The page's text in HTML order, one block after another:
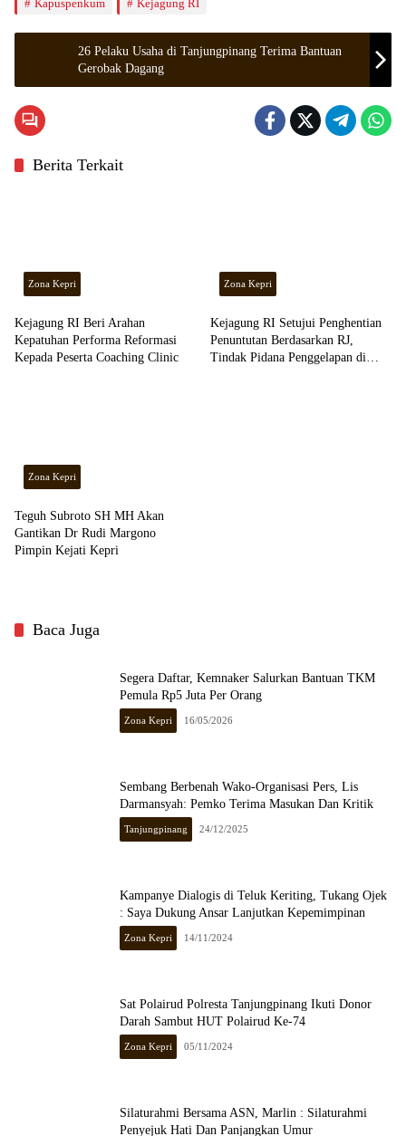
Kapuspenkum
Kejagung RI
26 Pelaku Usaha di Tanjungpinang Terima Bantuan
Gerobak Dagang
Berita Terkait
Zona Kepri
Kejagung RI Beri Arahan
Kepatuhan Performa Reformasi
Kepada Peserta Coaching Clinic
Zona Kepri
Kejagung RI Setujui Penghentian
Penuntutan Berdasarkan RJ,
Tindak Pidana Penggelapan di
Zona Kepri
Teguh Subroto SH MH Akan
Gantikan Dr Rudi Margono
Pimpin Kejati Kepri
Baca Juga
Segera Daftar, Kemnaker Salurkan Bantuan TKM
Pemula Rp5 Juta Per Orang
Zona Kepri 16/05/2026
Sembang Berbenah Wako-Organisasi Pers, Lis
Darmansyah: Pemko Terima Masukan Dan Kritik
Tanjungpinang 24/12/2025
Kampanye Dialogis di Teluk Keriting, Tukang Ojek
: Saya Dukung Ansar Lanjutkan Kepemimpinan
Zona Kepri 14/11/2024
Sat Polairud Polresta Tanjungpinang Ikuti Donor
Darah Sambut HUT Polairud Ke-74
Zona Kepri 05/11/2024
Silaturahmi Bersama ASN, Marlin : Silaturahmi
Penyejuk Hati Dan Panjangkan Umur